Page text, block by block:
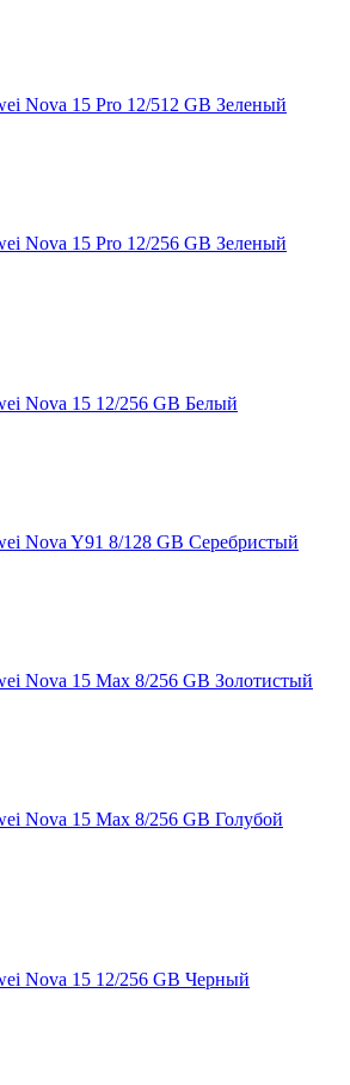
Nova 15 Pro 12/512 GB Зеленый
Nova 15 Pro 12/256 GB Зеленый
Nova 15 12/256 GB Белый
Nova Y91 8/128 GB Серебристый
Nova 15 Max 8/256 GB Золотистый
Nova 15 Max 8/256 GB Голубой
Nova 15 12/256 GB Черный